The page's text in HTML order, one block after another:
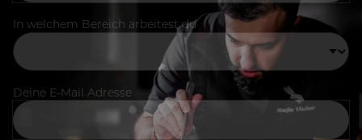
In welchem Bereich arbeitest du
Deine E-Mail Adresse